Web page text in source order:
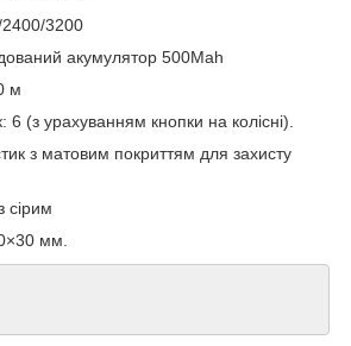
3200
акумулятор 500Mah
м
6 (з урахуванням кнопки на колісні).
з матовим покриттям для захисту
сірим
мм.